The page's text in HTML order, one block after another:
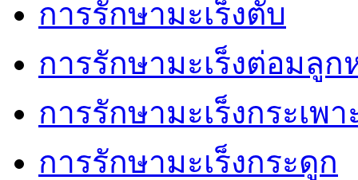
การรักษามะเร็งตับ
การรักษามะเร็งต่อมลูก
การรักษามะเร็งกระเพ
การรักษามะเร็งกระดูก